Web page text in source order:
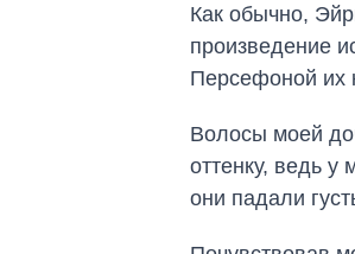
Как обычно,
произведение
Персефоной их
Волосы моей
оттенку, ведь
они падали